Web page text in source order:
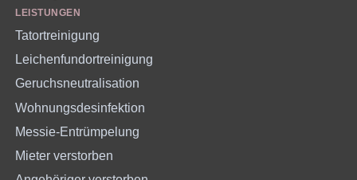
LEISTUNGEN
Tatortreinigung
Leichenfundortreinigung
Geruchsneutralisation
Wohnungsdesinfektion
Messie-Entrümpelung
Mieter verstorben